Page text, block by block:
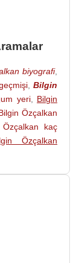
biyografi,
Bilgin
yeri, Bilgin
Özçalkan
Özçalkan kaç
Özçalkan